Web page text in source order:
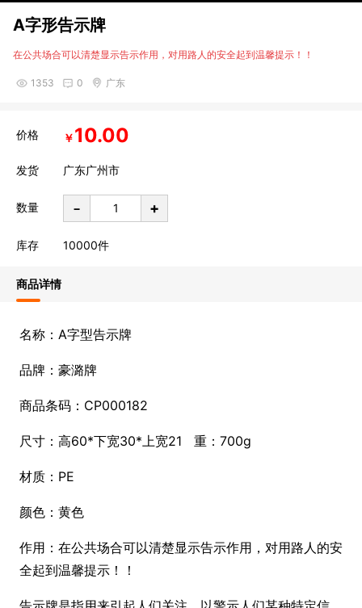
A字形告示牌
在公共场合可以清楚显示告示作用，对用路人的安全起到温馨提示！！
1353 0 广东
价格 ￥10.00
发货 广东广州市
数量 - +
库存 10000件
商品详情
名称：A字型告示牌
品牌：豪潞牌
商品条码：CP000182
尺寸：高60*下宽30*上宽21 重：700g
材质：PE
颜色：黄色
作用：在公共场合可以清楚显示告示作用，对用路人的安
全起到温馨提示！！